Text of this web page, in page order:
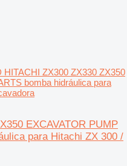
HITACHI ZX300 ZX330 ZX350
bomba hidráulica para
EXCAVATOR PUMP
para Hitachi ZX 300 /